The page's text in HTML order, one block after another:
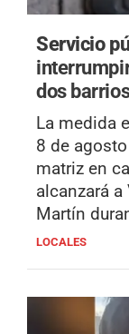
Servicio
dos
La medida
8 de
matriz en
alcanzará
Martín
LOCALES